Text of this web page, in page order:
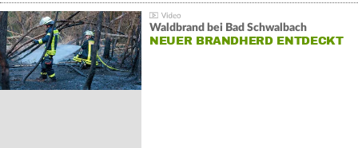
Waldbrand bei Bad Schwalbach
NEUER BRANDHERD ENTDECKT